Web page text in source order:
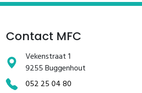
Contact MFC
Vekenstraat 1
9255 Buggenhout
052 25 04 80